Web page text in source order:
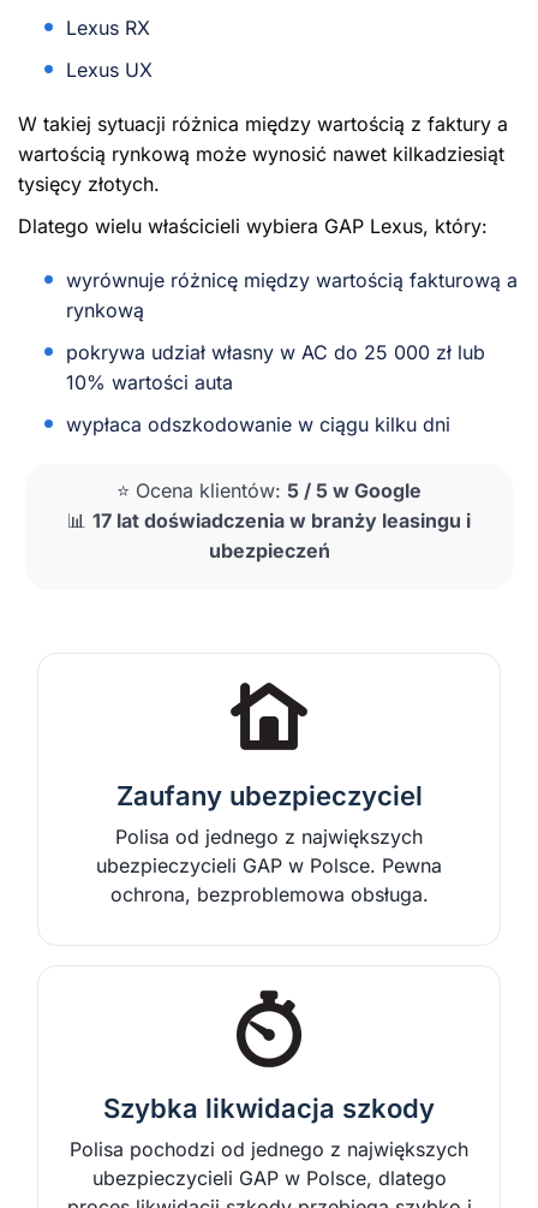
Lexus RX
Lexus UX
W takiej sytuacji różnica między wartością z faktury a
wartością rynkową może wynosić nawet kilkadziesiąt
tysięcy złotych.
Dlatego wielu właścicieli wybiera GAP Lexus, który:
wyrównuje różnicę między wartością fakturową a
rynkową
pokrywa udział własny w AC do 25 000 zł lub
10% wartości auta
wypłaca odszkodowanie w ciągu kilku dni
⭐ Ocena klientów: 5 / 5 w Google
📊 17 lat doświadczenia w branży leasingu i
ubezpieczeń
Zaufany ubezpieczyciel
Polisa od jednego z największych
ubezpieczycieli GAP w Polsce. Pewna
ochrona, bezproblemowa obsługa.
Szybka likwidacja szkody
Polisa pochodzi od jednego z największych
ubezpieczycieli GAP w Polsce, dlatego